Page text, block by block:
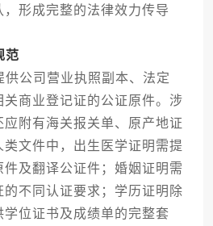
形成完整的法律效力传导
范
公司营业执照副本、法定
商业登记证的公证原件。涉
应附有海关报关单、原产地证
类文件中，出生医学证明需提
及翻译公证件；婚姻证明需
的不同认证要求；学历证明除
位证书及成绩单的完整套